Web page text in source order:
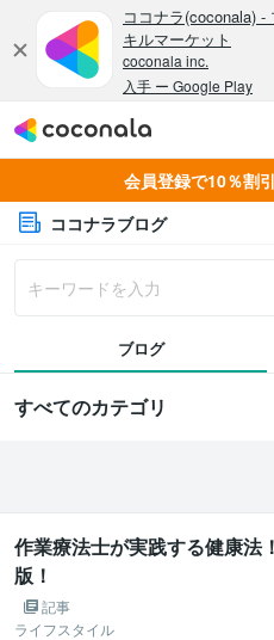
会員登録で10％割
ココナラブログ
ブログ
すべてのカテゴリ
作業療法士が実践する健康法
版！
記事
ライフスタイル